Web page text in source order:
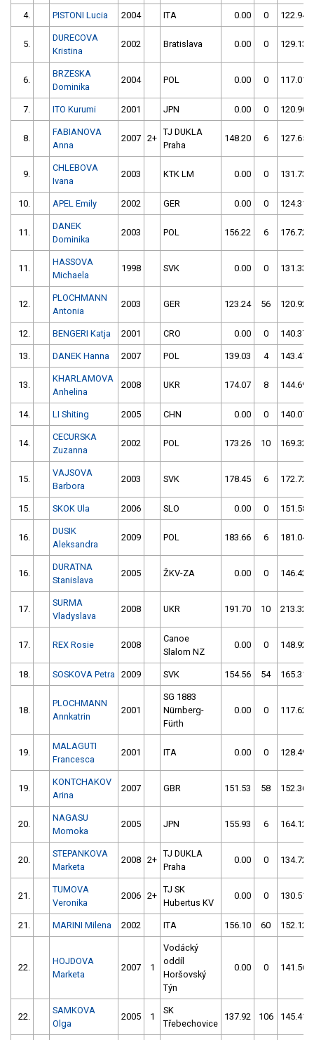
4. PISTONI Lucia 2004 ITA 0.00 0 122.94
5.
DURECOVA
Kristina
2002 Bratislava 0.00 0 129.13
6.
BRZESKA
Dominika
2004 POL 0.00 0 117.01
7. ITO Kurumi 2001 JPN 0.00 0 120.90
8.
FABIANOVA
Anna
2007 2+
TJ DUKLA
Praha
148.20 6 127.65
9.
CHLEBOVA
Ivana
2003 KTK LM 0.00 0 131.73
10. APEL Emily 2002 GER 0.00 0 124.31
11.
DANEK
Dominika
2003 POL 156.22 6 176.72
11.
HASSOVA
Michaela
1998 SVK 0.00 0 131.33
12.
PLOCHMANN
Antonia
2003 GER 123.24 56 120.92
12. BENGERI Katja 2001 CRO 0.00 0 140.37
13. DANEK Hanna 2007 POL 139.03 4 143.47
13.
KHARLAMOVA
Anhelina
2008 UKR 174.07 8 144.69
14. LI Shiting 2005 CHN 0.00 0 140.07
14.
CECURSKA
Zuzanna
2002 POL 173.26 10 169.32
15.
VAJSOVA
Barbora
2003 SVK 178.45 6 172.72
15. SKOK Ula 2006 SLO 0.00 0 151.58
16.
DUSIK
Aleksandra
2009 POL 183.66 6 181.04
16.
DURATNA
Stanislava
2005 ŽKV-ZA 0.00 0 146.42
17.
SURMA
Vladyslava
2008 UKR 191.70 10 213.32
17. REX Rosie 2008
Canoe
Slalom NZ
0.00 0 148.92
18. SOSKOVA Petra 2009 SVK 154.56 54 165.31
18.
PLOCHMANN
Annkatrin
2001
SG 1883
Nürnberg-
Fürth
0.00 0 117.62
19.
MALAGUTI
Francesca
2001 ITA 0.00 0 128.49
19.
KONTCHAKOV
Arina
2007 GBR 151.53 58 152.36
20.
NAGASU
Momoka
2005 JPN 155.93 6 164.12
20.
STEPANKOVA
Marketa
2008 2+
TJ DUKLA
Praha
0.00 0 134.72
21.
TUMOVA
Veronika
2006 2+
TJ SK
Hubertus KV
0.00 0 130.51
21. MARINI Milena 2002 ITA 156.10 60 152.12
22.
HOJDOVA
Marketa
2007 1
Vodácký
oddíl
Horšovský
Týn
0.00 0 141.56
22.
SAMKOVA
Olga
2005 1
SK
Třebechovice
137.92 106 145.41